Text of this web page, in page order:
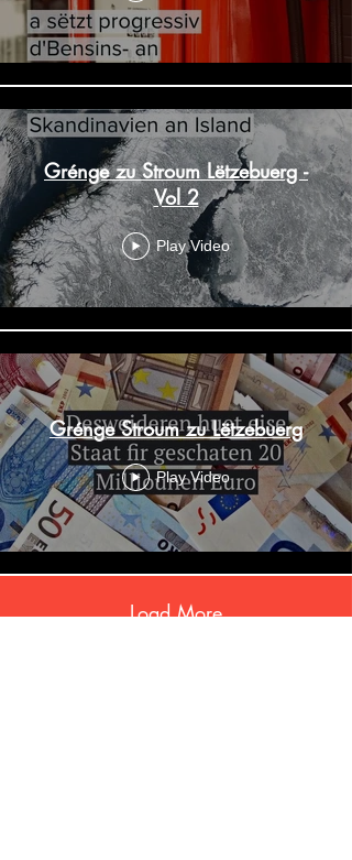
Grénge zu Stroum Lëtzebuerg -
Vol 2
Play Video
Grénge Stroum zu Lëtzebuerg
Play Video
Load More